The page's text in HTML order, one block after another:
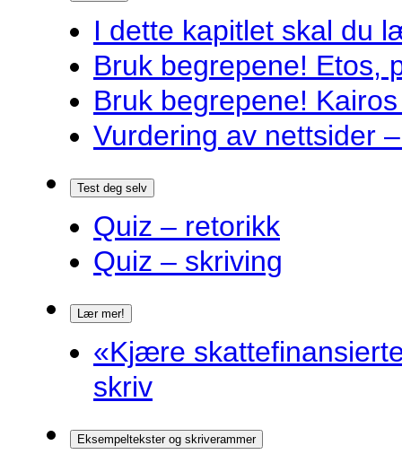
I dette kapitlet skal du
Bruk begrepene! Etos,
Bruk begrepene!
Vurdering av nettsider
Test deg selv
Quiz – retorikk
Quiz – skriving
Lær mer!
«Kjære
skriv
Eksempeltekster og skriverammer